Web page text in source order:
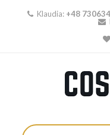
Klaudia: +48